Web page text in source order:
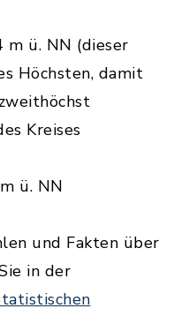
m ü. NN (dieser
Höchsten, damit
Kreises
ü. NN
und Fakten über
in der